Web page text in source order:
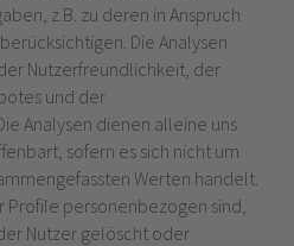
z.B. zu deren in Anspruch
Die Analysen
Nutzerfreundlichkeit, der
und der
Analysen dienen alleine uns
sofern es sich nicht um
Werten handelt.
Profile personenbezogen sind,
Nutzer gelöscht oder